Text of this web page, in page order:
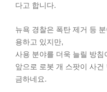
다고 합니다.
뉴욕 경찰은 폭탄 제거 등
용하고 있지만,
사용 분야를 더욱 늘릴 방침
앞으로 로봇 개 스팟이 사
금하네요.